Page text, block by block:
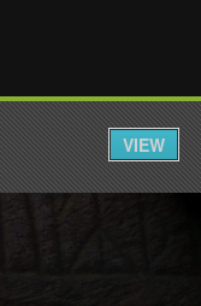
VIEW